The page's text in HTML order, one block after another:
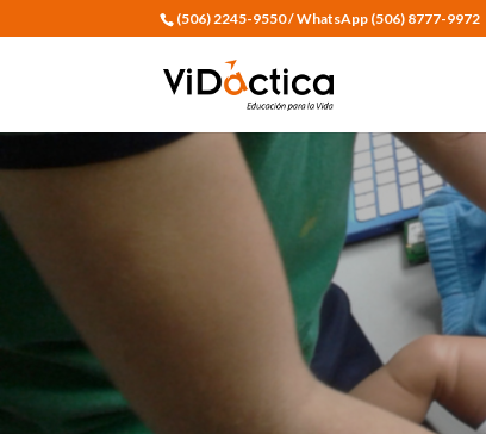
(506) 2245-9550 / WhatsApp (506) 8777-9972